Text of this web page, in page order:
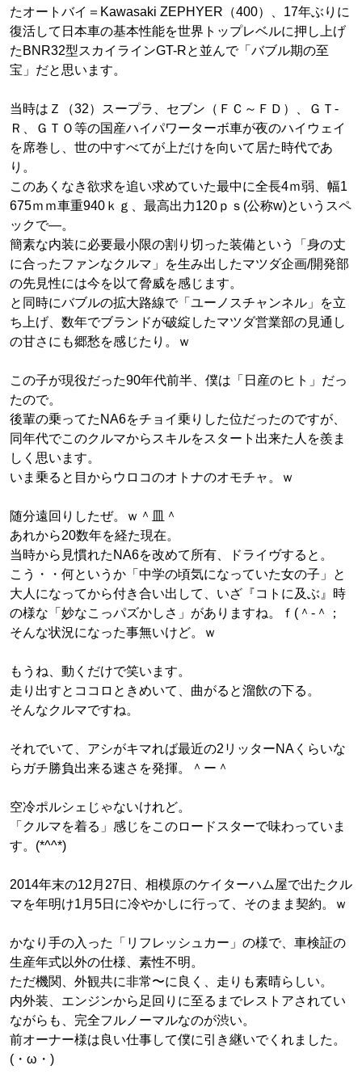
たオートバイ＝Kawasaki ZEPHYER（400）、17年ぶりに
復活して日本車の基本性能を世界トップレベルに押し上げ
たBNR32型スカイラインGT-Rと並んで「バブル期の至
宝」だと思います。
当時はＺ（32）スープラ、セブン（ＦＣ～ＦＤ）、ＧＴ-
Ｒ、ＧＴＯ等の国産ハイパワーターボ車が夜のハイウェイ
を席巻し、世の中すべてが上だけを向いて居た時代であ
り。
このあくなき欲求を追い求めていた最中に全長4ｍ弱、幅1
675ｍｍ車重940ｋｇ、最高出力120ｐｓ(公称w)というスペ
ックで―。
簡素な内装に必要最小限の割り切った装備という「身の丈
に合ったファンなクルマ」を生み出したマツダ企画/開発部
の先見性には今を以て脅威を感じます。
と同時にバブルの拡大路線で「ユーノスチャンネル」を立
ち上げ、数年でブランドが破綻したマツダ営業部の見通し
の甘さにも郷愁を感じたり。ｗ
この子が現役だった90年代前半、僕は「日産のヒト」だっ
たので。
後輩の乗ってたNA6をチョイ乗りした位だったのですが、
同年代でこのクルマからスキルをスタート出来た人を羨ま
しく思います。
いま乗ると目からウロコのオトナのオモチャ。ｗ
随分遠回りしたぜ。ｗ＾皿＾
あれから20数年を経た現在。
当時から見慣れたNA6を改めて所有、ドライヴすると。
こう・・何というか「中学の頃気になっていた女の子」と
大人になってから付き合い出して、いざ『コトに及ぶ』時
の様な「妙なこっパズかしさ」がありますね。ｆ(＾-＾；
そんな状況になった事無いけど。ｗ
もうね、動くだけで笑います。
走り出すとココロときめいて、曲がると溜飲の下る。
そんなクルマですね。
それでいて、アシがキマれば最近の2リッターNAくらいな
らガチ勝負出来る速さを発揮。＾ー＾
空冷ポルシェじゃないけれど。
「クルマを着る」感じをこのロードスターで味わっていま
す。(*^^*)
2014年末の12月27日、相模原のケイターハム屋で出たクル
マを年明け1月5日に冷やかしに行って、そのまま契約。ｗ
かなり手の入った「リフレッシュカー」の様で、車検証の
生産年式以外の仕様、素性不明。
ただ機関、外観共に非常〜に良く、走りも素晴らしい。
内外装、エンジンから足回りに至るまでレストアされてい
ながらも、完全フルノーマルなのが渋い。
前オーナー様は良い仕事して僕に引き継いでくれました。
(・ω・)ゝ